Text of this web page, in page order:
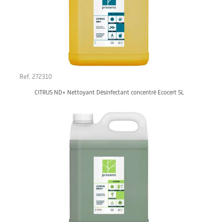
Ref. 272310
CITRUS ND+ Nettoyant Désinfectant concentré Ecocert 5L